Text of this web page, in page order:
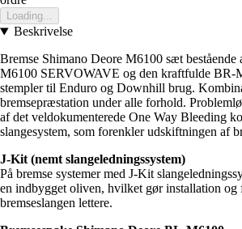
Loading...
Beskrivelse
Bremse Shimano Deore M6100 sæt bestående
M6100 SERVOWAVE og den kraftfulde BR-
stempler til Enduro og Downhill brug.
bremsepræstation under alle forhold.
af det veldokumenterede One Way Bleeding
slangesystem, som forenkler udskiftningen af
J-Kit (nemt slangeledningssystem)
På bremse systemer med J-Kit
en indbygget oliven, hvilket gør installation og
bremseslangen lettere.